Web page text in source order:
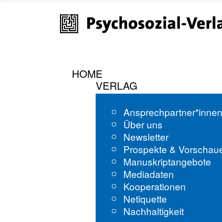
HOME
VERLAG
Über uns
Newsletter
Prospekte &
Manuskriptangebote
Mediadaten
Kooperationen
Netiquette
Nachhaltigkeit